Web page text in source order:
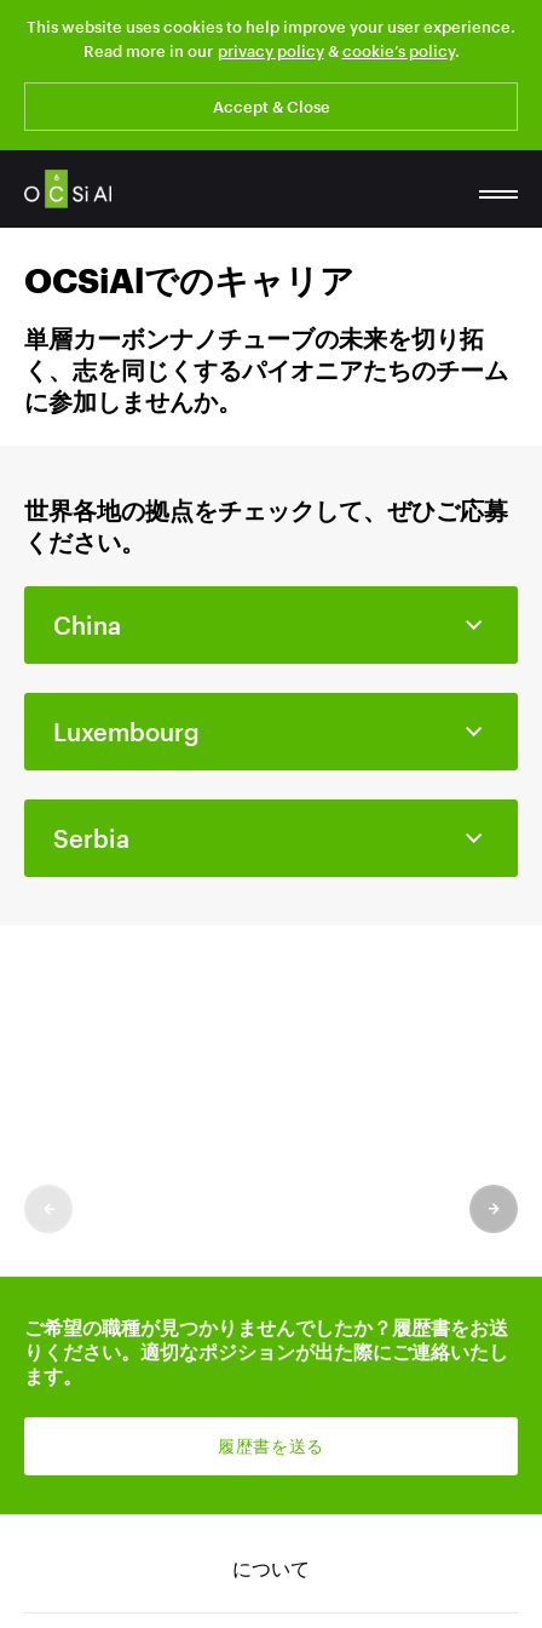
This website uses cookies to help improve your user experience.
Read more in our privacy policy&cookie’s policy.
Accept & Close
OCSiAlでのキャリア
単層カーボンナノチューブの未来を切り拓
く、志を同じくするパイオニアたちのチーム
に参加しませんか。
世界各地の拠点をチェックして、ぜひご応募
ください。
China
Luxembourg
Serbia
ご希望の職種が見つかりませんでしたか？履歴書をお送
りください。適切なポジションが出た際にご連絡いたし
ます。
履歴書を送る
について